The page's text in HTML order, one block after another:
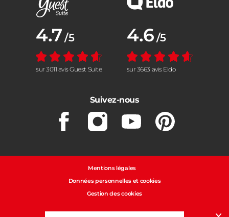
Note moyenne :
4.7 /5
sur 3011 avis Guest Suite
Note moyenne :
4.6 /5
sur 3663 avis Eldo
Suivez-nous
FacebookInstagramYoutubePinterest
Mentions légales
Données personnelles et cookies
Gestion des cookies